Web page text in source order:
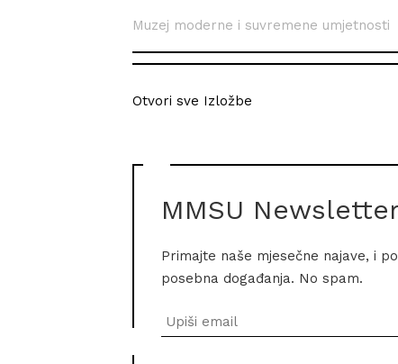
Muzej moderne i suvremene umjetnosti
Otvori sve Izložbe
MMSU
Primajte naše mjesečne najave, i
posebna događanja. No spam.